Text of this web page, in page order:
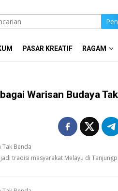
PASAR KREATIF RAGAM
Warisan Budaya Tak
tradisi masyarakat Melayu di